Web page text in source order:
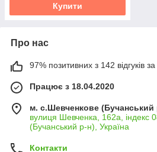
Купити
Про нас
97% позитивних з 142 відгуків за
Працює з 18.04.2020
м. с.Шевченкове (Бучанський
вулиця Шевченка, 162а, індекс
(Бучанський р-н), Україна
Контакти